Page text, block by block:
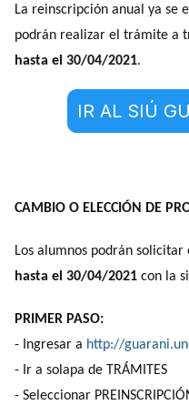
La reinscripción anual ya se
podrán realizar el trámite a
hasta el 30/04/2021.
IR AL SIÚ
CAMBIO O ELECCIÓN DE
Los alumnos podrán
hasta el 30/04/2021 con la
PRIMER PASO:
- Ingresar a http://
- Ir a solapa de TRÁMITES
- Seleccionar